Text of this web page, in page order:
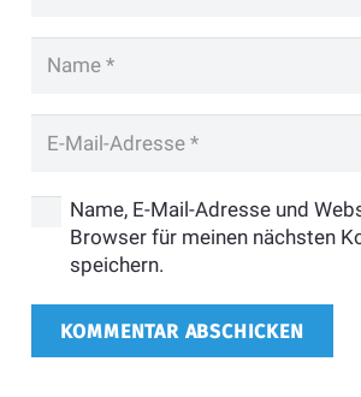
Name, E-Mail-Adresse und
Browser für meinen nächsten
speichern.
KOMMENTAR ABSCHICKEN